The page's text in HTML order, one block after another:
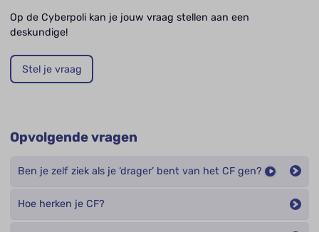
Op de Cyberpoli kan je jouw vraag stellen aan een
deskundige!
Stel je vraag
Opvolgende vragen
Ben je zelf ziek als je ‘drager’ bent van het CF gen?
Hoe herken je CF?